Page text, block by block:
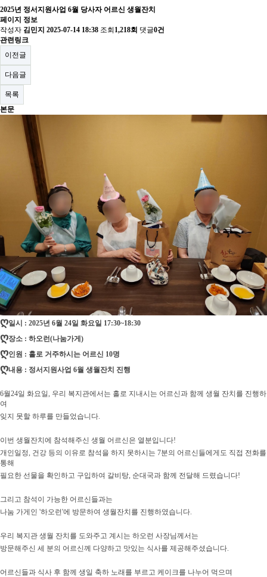
2025년 정서지원사업 6월 당사자 어르신 생월잔치
페이지 정보
작성자 김민지 2025-07-14 18:38 조회 1,218회 댓글0건
관련링크
이전글
다음글
목록
본문
ღ일시 : 2025년 6월 24일 화요일 17:30~18:30
ღ장소 : 하오런(나눔가게)
ღ인원 : 홀로 거주하시는 어르신 10명
ღ내용 : 정서지원사업 6월 생월잔치 진행
6월24일 화요일, 우리 복지관에서는 홀로 지내시는 어르신과 함께 생월 잔치를 진행하
여
잊지 못할 하루를 만들었습니다.
이번 생월잔치에 참석해주신 생월 어르신은 열분입니다!
개인일정, 건강 등의 이유로 참석을 하지 못하시는 7분의 어르신들에게도 직접 전화를
통해
필요한 선물을 확인하고 구입하여 갈비탕, 순대국과 함께 전달해 드렸습니다!
그리고 참석이 가능한 어르신들과는
나눔 가게인 '하오런'에 방문하여 생월잔치를 진행하였습니다.
우리 복지관 생월 잔치를 도와주고 계시는 하오런 사장님께서는
방문해주신 세 분의 어르신께 다양하고 맛있는 식사를 제공해주셨습니다.
어르신들과 식사 후 함께 생일 축하 노래를 부르고 케이크를 나누어 먹으며